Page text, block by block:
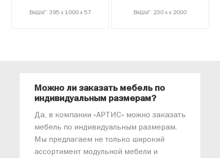
ВxШxГ: 395 x 1000 x 57 ВxШxГ: 230 x x 2000
Можно ли заказать мебель по
индивидуальным размерам?
Да, в компании «АРТИС» можно заказать
мебель по индивидуальным размерам.
Мы предлагаем не только широкий
ассортимент модульной мебели и